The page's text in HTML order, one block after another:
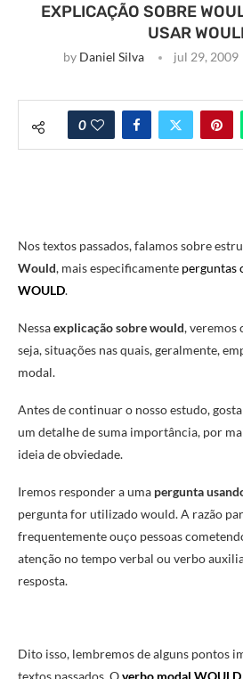
EXPLICAÇÃO SOBRE
USAR
by Daniel Silva jul 29, 2009
0
Nos textos passados, falamos sobre
Would, mais especificamente perguntas
WOULD.
Nessaexplicação sobre would, veremos
seja, situações nas quais, geralmente,
modal.
Antes de continuar o nosso estudo,
um detalhe de suma importância, por
ideia de obviedade.
Iremos responder a uma pergunta
pergunta for utilizado would. A razão
frequentemente ouço pessoas
atenção no tempo verbal ou verbo
resposta.
Dito isso, lembremos de alguns pontos
textos passados. Overbo modal WOULD